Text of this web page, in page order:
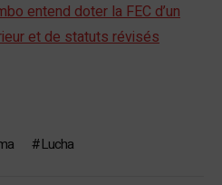
entend doter la FEC d’un
et de statuts révisés
Lucha